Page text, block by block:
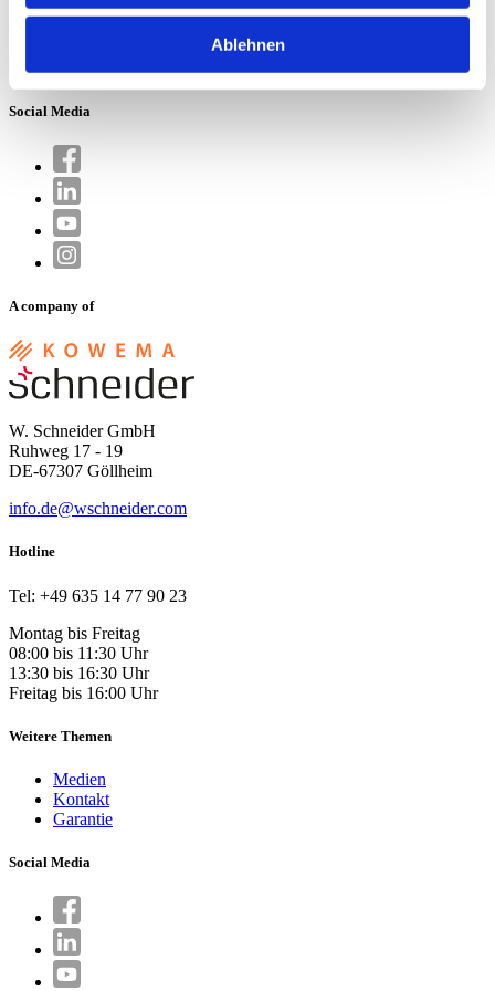
Ablehnen
Ruhweg 17 - 19
info.de@wschneider.com
Social Media
A company of
W. Schneider GmbH
Ruhweg 17 - 19
DE-67307 Göllheim
info.de@wschneider.com
Hotline
Tel: +49 635 14 77 90 23
Montag bis Freitag
08:00 bis 11:30 Uhr
13:30 bis 16:30 Uhr
Freitag bis 16:00 Uhr
Weitere Themen
Medien
Kontakt
Garantie
Social Media